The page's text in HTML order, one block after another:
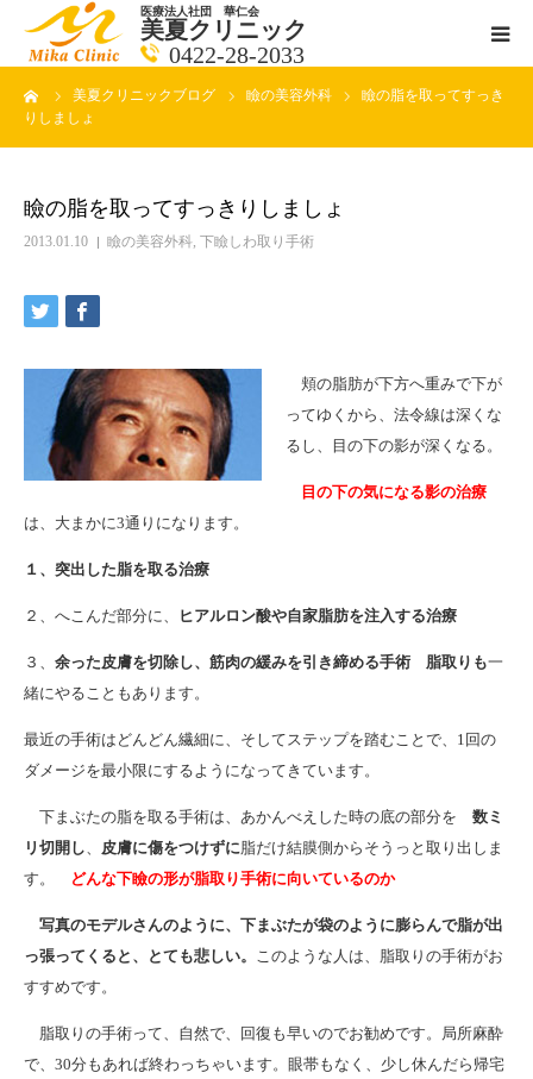
医療法人社団 華仁会
美夏クリニック
0422-28-2033
美夏クリニックブログ 瞼の美容外科
瞼の脂を取ってすっき
りしましょ
瞼の脂を取ってすっきりしましょ
2013.01.10 瞼の美容外科, 下瞼しわ取り手術
頬の脂肪が下方へ重みで下が
ってゆくから、法令線は深くな
るし、目の下の影が深くなる。
目の下の気になる影の治療
は、大まかに3通りになります。
１、突出した脂を取る治療
２、へこんだ部分に、 ヒアルロン酸や自家脂肪を注入する治療
３、 余った皮膚を切除し、筋肉の緩みを引き締める手術 脂取りも一
緒にやることもあります。
最近の手術はどんどん繊細に、そしてステップを踏むことで、1回の
ダメージを最小限にするようになってきています。
下まぶたの脂を取る手術は、あかんべえした時の底の部分を 数ミ
リ切開し、 皮膚に傷をつけずに脂だけ結膜側からそうっと取り出しま
す。
どんな下瞼の形が脂取り手術に向いているのか
写真のモデルさんのように、下まぶたが袋のように膨らんで脂が出
っ張ってくると、とても悲しい。 このような人は、脂取りの手術がお
すすめです。
脂取りの手術って、自然で、回復も早いのでお勧めです。局所麻酔
で、30分もあれば終わっちゃいます。眼帯もなく、少し休んだら帰宅
医師紹介
クリニックの紹介
アクセス
メールで相談
ブログ一覧ページ